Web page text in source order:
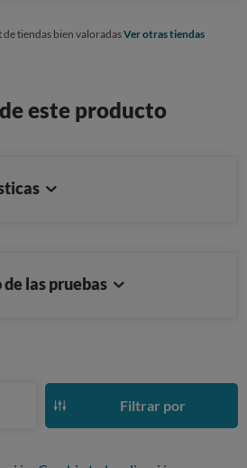
tiendas bien valoradasVer otras tiendas
este producto
las pruebas
Filtrar por